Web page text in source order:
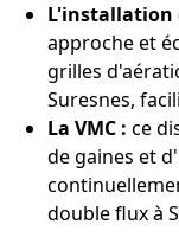
L'installation
approche et
grilles
Suresnes,
La VMC : ce
de gaines et
double flux à